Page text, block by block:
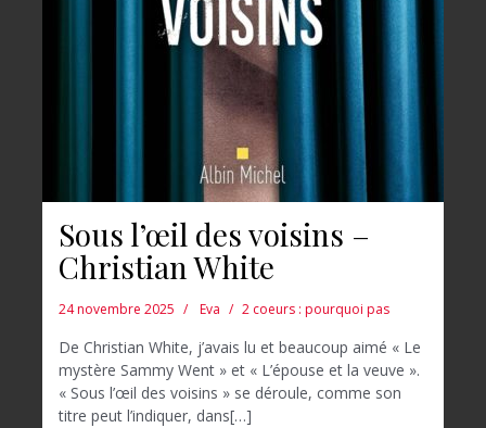
Sous l’œil des voisins –
Christian White
24 novembre 2025 Eva 2 coeurs : pourquoi pas
De Christian White, j’avais lu et beaucoup aimé « Le
mystère Sammy Went » et « L’épouse et la veuve ».
« Sous l’œil des voisins » se déroule, comme son
titre peut l’indiquer, dans[…]